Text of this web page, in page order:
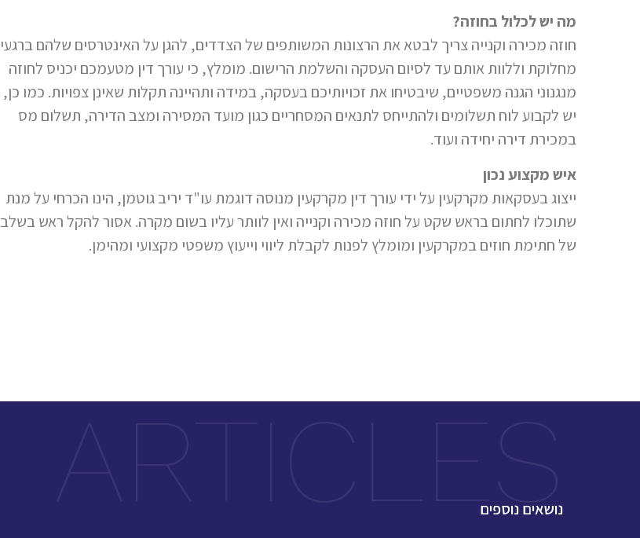
מה יש לכלול בחוזה?
חוזה מכירה וקנייה צריך לבטא את הרצונות המשותפים של הצדדים, להגן על האינטרסים שלהם ברגעי
מחלוקת וללוות אותם עד לסיום העסקה והשלמת הרישום. מומלץ, כי עורך דין מטעמכם יכניס לחוזה
מנגנוני הגנה משפטיים, שיבטיחו את זכויותיכם בעסקה, במידה ותהיינה תקלות שאינן צפויות. כמו כן,
יש לקבוע לוח תשלומים ולהתייחס לתנאים המסחריים כגון מועד המסירה ומצב הדירה, תשלום מס
במכירת דירה יחידה ועוד.
איש מקצוע נכון
ייצוג בעסקאות מקרקעין על ידי עורך דין מקרקעין מנוסה דוגמת עו"ד יריב גוטמן, הינו הכרחי על מנת
שתוכלו לחתום בראש שקט על חוזה מכירה וקנייה ואין לוותר עליו בשום מקרה. אסור להקל ראש בשלב
של חתימת חוזים במקרקעין ומומלץ לפנות לקבלת ליווי וייעוץ משפטי מקצועי ומהימן.
נושאים נוספים